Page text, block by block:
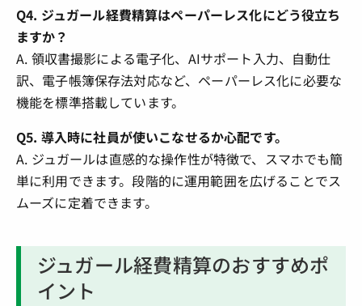
Q4. ジュガール経費精算はペーパーレス化にどう役立ち
ますか？
A. 領収書撮影による電子化、AIサポート入力、自動仕
訳、電子帳簿保存法対応など、ペーパーレス化に必要な
機能を標準搭載しています。
Q5. 導入時に社員が使いこなせるか心配です。
A. ジュガールは直感的な操作性が特徴で、スマホでも簡
単に利用できます。段階的に運用範囲を広げることでス
ムーズに定着できます。
ジュガール経費精算のおすすめポ
イント